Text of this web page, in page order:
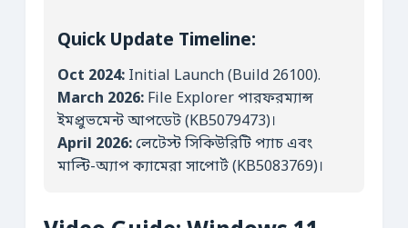
Quick Update Timeline:
Oct 2024: Initial Launch (Build 26100).
March 2026: File Explorer পারফরম্যান্স
ইমপ্রুভমেন্ট আপডেট (KB5079473)।
April 2026:লেটেস্ট সিকিউরিটি প্যাচ এবং
মাল্টি-অ্যাপ ক্যামেরা সাপোর্ট (KB5083769)।